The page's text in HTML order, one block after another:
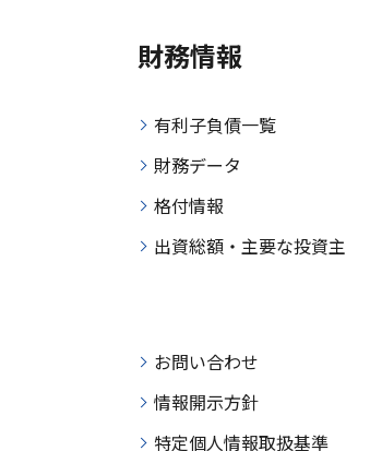
財務情報
有利子負債一覧
財務データ
格付情報
出資総額・主要な投資主
お問い合わせ
情報開示方針
特定個人情報取扱基準